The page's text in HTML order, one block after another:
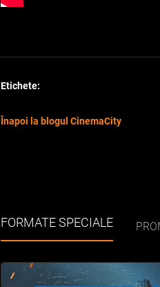
Etichete:
Înapoi la blogul CinemaCity
FORMATE SPECIALE